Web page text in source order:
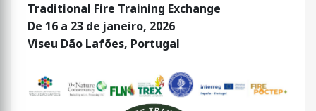
Traditional Fire Training Exchange
De 16 a 23 de janeiro, 2026
Viseu Dão Lafões, Portugal